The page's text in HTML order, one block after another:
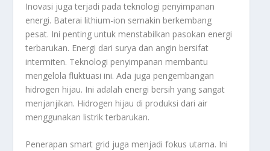
Inovasi juga terjadi pada teknologi penyimpanan
energi. Baterai lithium-ion semakin berkembang
pesat. Ini penting untuk menstabilkan pasokan energi
terbarukan. Energi dari surya dan angin bersifat
intermiten. Teknologi penyimpanan membantu
mengelola fluktuasi ini. Ada juga pengembangan
hidrogen hijau. Ini adalah energi bersih yang sangat
menjanjikan. Hidrogen hijau di produksi dari air
menggunakan listrik terbarukan.
Penerapan smart grid juga menjadi fokus utama. Ini